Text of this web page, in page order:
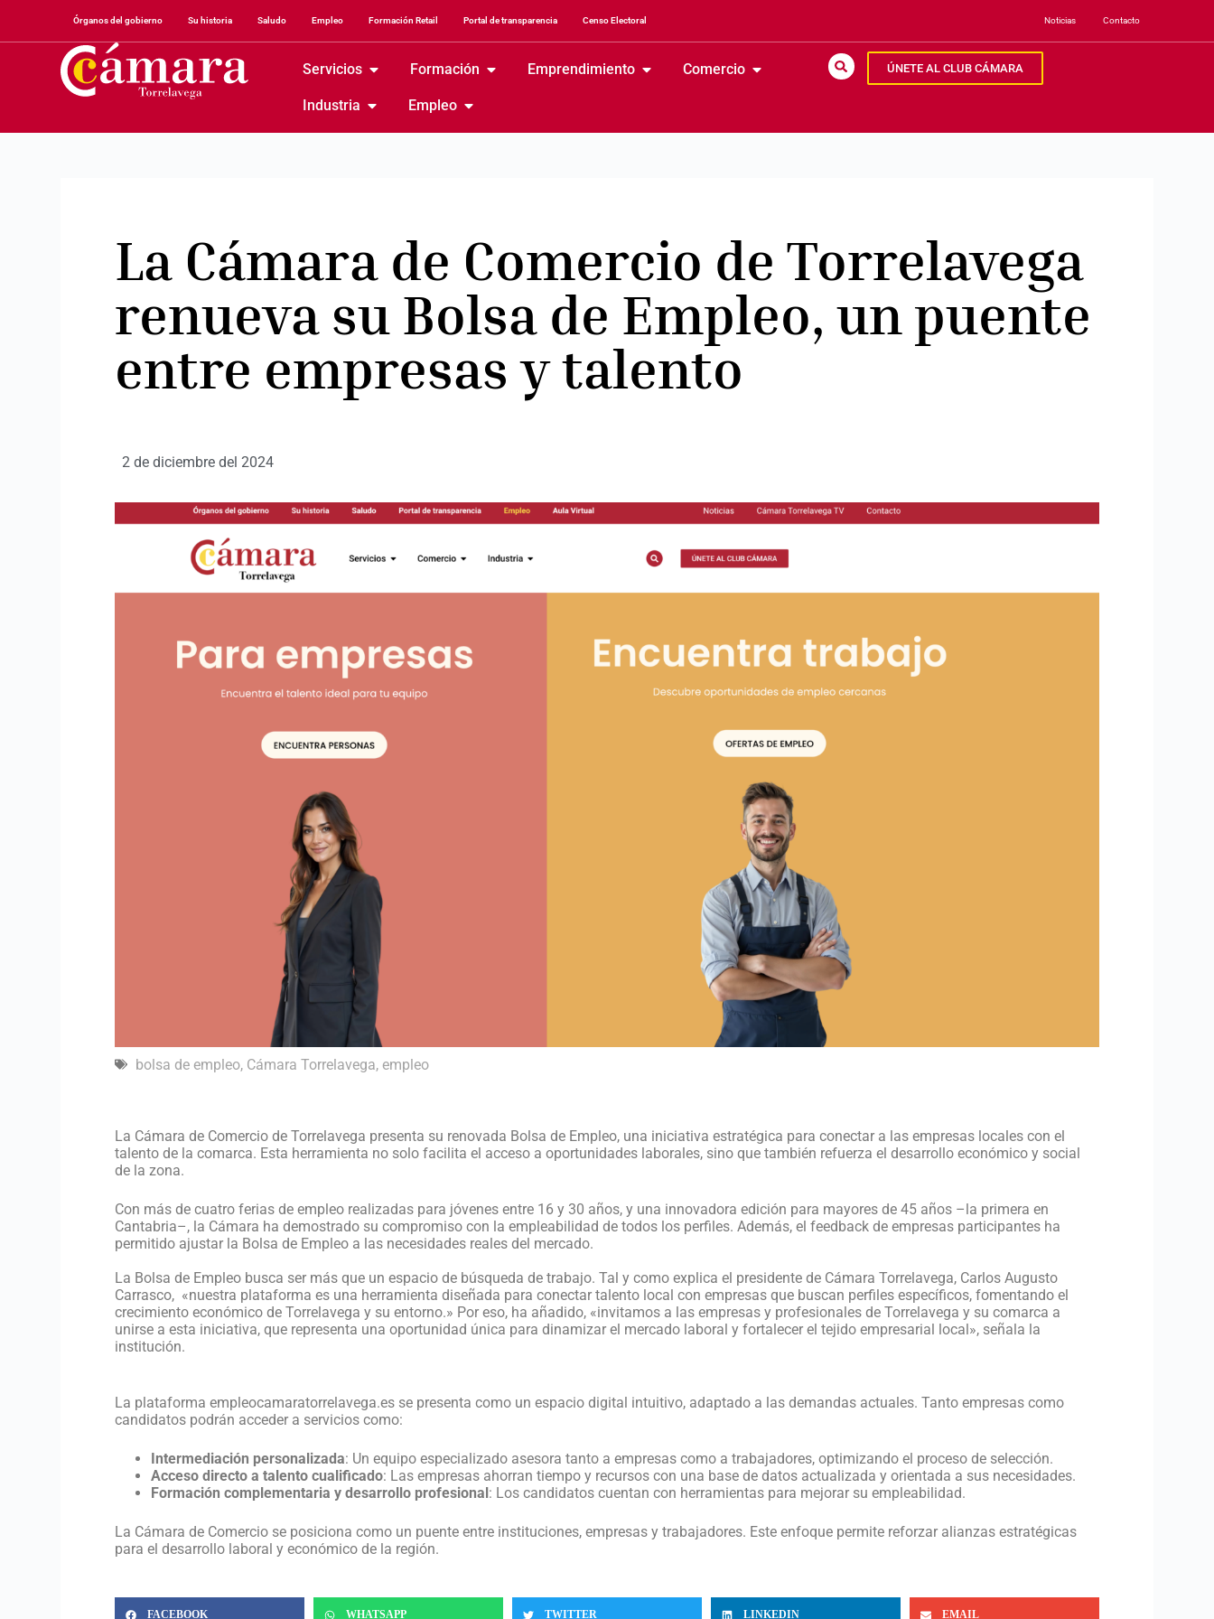
Órganos del gobierno Su historia Saludo Empleo Formación Retail Portal de transparencia Censo Electoral Noticias Contacto
Servicios Formación Emprendimiento Comercio
Industria Empleo
ÚNETE AL CLUB CÁMARA
La Cámara de Comercio de Torrelavega
renueva su Bolsa de Empleo, un puente
entre empresas y talento
2 de diciembre del 2024
bolsa de empleo, Cámara Torrelavega, empleo
La Cámara de Comercio de Torrelavega presenta su renovada Bolsa de Empleo, una iniciativa estratégica para conectar a las empresas locales con el
talento de la comarca. Esta herramienta no solo facilita el acceso a oportunidades laborales, sino que también refuerza el desarrollo económico y social
de la zona.
Con más de cuatro ferias de empleo realizadas para jóvenes entre 16 y 30 años, y una innovadora edición para mayores de 45 años –la primera en
Cantabria–, la Cámara ha demostrado su compromiso con la empleabilidad de todos los perfiles. Además, el feedback de empresas participantes ha
permitido ajustar la Bolsa de Empleo a las necesidades reales del mercado.
La Bolsa de Empleo busca ser más que un espacio de búsqueda de trabajo. Tal y como explica el presidente de Cámara Torrelavega, Carlos Augusto
Carrasco, «nuestra plataforma es una herramienta diseñada para conectar talento local con empresas que buscan perfiles específicos, fomentando el
crecimiento económico de Torrelavega y su entorno.» Por eso, ha añadido, «invitamos a las empresas y profesionales de Torrelavega y su comarca a
unirse a esta iniciativa, que representa una oportunidad única para dinamizar el mercado laboral y fortalecer el tejido empresarial local», señala la
institución.
La plataforma empleocamaratorrelavega.es se presenta como un espacio digital intuitivo, adaptado a las demandas actuales. Tanto empresas como
candidatos podrán acceder a servicios como:
Intermediación personalizada: Un equipo especializado asesora tanto a empresas como a trabajadores, optimizando el proceso de selección.
Acceso directo a talento cualificado: Las empresas ahorran tiempo y recursos con una base de datos actualizada y orientada a sus necesidades.
Formación complementaria y desarrollo profesional: Los candidatos cuentan con herramientas para mejorar su empleabilidad.
La Cámara de Comercio se posiciona como un puente entre instituciones, empresas y trabajadores. Este enfoque permite reforzar alianzas estratégicas
para el desarrollo laboral y económico de la región.
FACEBOOK WHATSAPP TWITTER LINKEDIN EMAIL